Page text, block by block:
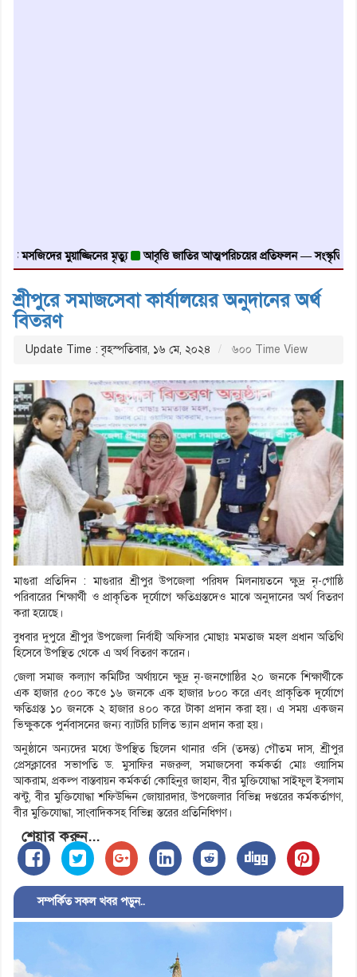
মুয়াজ্জিনের মৃত্যু আবৃত্তি জাতির আত্মপরিচয়ের প্রতিফলন — সংস্কৃতি মন্ত্রী
শ্রীপুরে সমাজসেবা কার্যালয়ের অনুদানের অর্থ
বিতরণ
Update Time : বৃহস্পতিবার, ১৬ মে, ২০২৪ ৬০০ Time View
মাগুরা প্রতিদিন : মাগুরার শ্রীপুর উপজেলা পরিষদ মিলনায়তনে ক্ষুদ্র নৃ-গোষ্ঠি
পরিবারের শিক্ষার্থী ও প্রাকৃতিক দূর্যোগে ক্ষতিগ্রস্তদেও মাঝে অনুদানের অর্থ বিতরণ
করা হয়েছে।
বুধবার দুপুরে শ্রীপুর উপজেলা নির্বাহী অফিসার মোছাঃ মমতাজ মহল প্রধান অতিথি
হিসেবে উপস্থিত থেকে এ অর্থ বিতরণ করেন।
জেলা সমাজ কল্যাণ কমিটির অর্থায়নে ক্ষুদ্র নৃ-জনগোষ্ঠির ২০ জনকে শিক্ষার্থীকে
এক হাজার ৫০০ কওে ১৬ জনকে এক হাজার ৮০০ করে এবং প্রাকৃতিক দূর্যোগে
ক্ষতিগ্রস্ত ১০ জনকে ২ হাজার ৪০০ করে টাকা প্রদান করা হয়। এ সময় একজন
ভিক্ষুককে পুর্নবাসনের জন্য ব্যাটরি চালিত ভ্যান প্রদান করা হয়।
অনুষ্ঠানে অন্যদের মধ্যে উপস্থিত ছিলেন থানার ওসি (তদন্ত) গৌতম দাস, শ্রীপুর
প্রেসক্লাবের সভাপতি ড. মুসাফির নজরুল, সমাজসেবা কর্মকর্তা মোঃ ওয়াসিম
আকরাম, প্রকল্প বাস্তবায়ন কর্মকর্তা কোহিনুর জাহান, বীর মুক্তিযোদ্ধা সাইফুল ইসলাম
ঝন্টু, বীর মুক্তিযোদ্ধা শফিউদ্দিন জোয়ারদার, উপজেলার বিভিন্ন দপ্তরের কর্মকর্তাগণ,
বীর মুক্তিযোদ্ধা, সাংবাদিকসহ বিভিন্ন স্তরের প্রতিনিধিগণ।
শেয়ার করুন...
সম্পর্কিত সকল খবর পড়ুন..